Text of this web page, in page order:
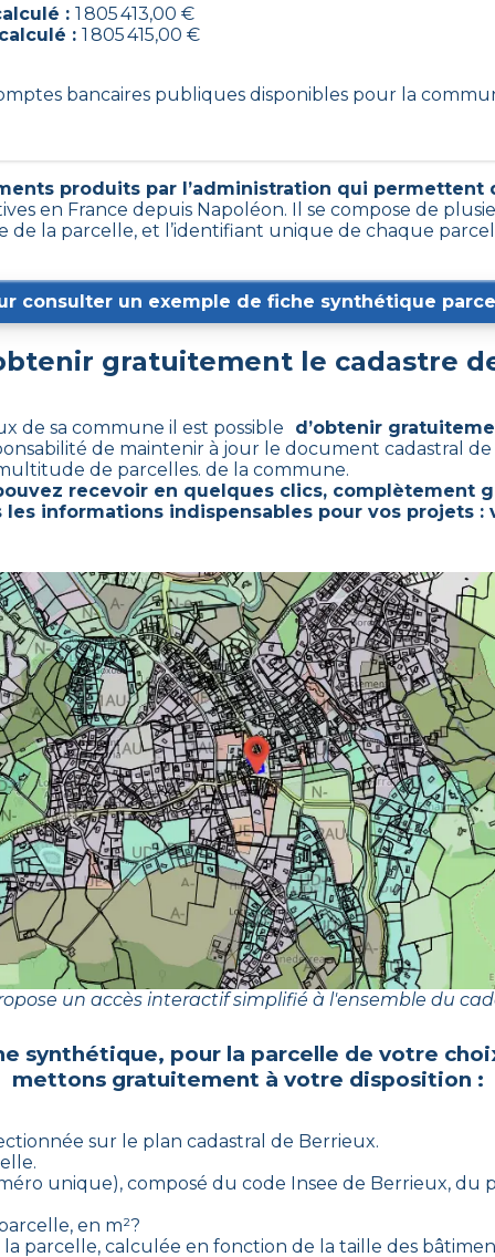
: 1 805 413,00 €
: 1 805 415,00 €
bancaires publiques disponibles pour la
produits par l’administration qui permettent
en France depuis Napoléon. Il se compose de
la parcelle, et l’identifiant unique de chaque
consulter un exemple de fiche synthétique
gratuitement le cadastre
de sa commune il est possible d’obtenir
de maintenir à jour le document cadastral
de parcelles. de la commune.
recevoir en quelques clics, complètement
informations indispensables pour vos projets :
un accès interactif simplifié à l'ensemble du
synthétique, pour la parcelle de votre
mettons gratuitement à votre disposition :
sur le plan cadastral de Berrieux.
unique), composé du code Insee de Berrieux, du
en m²?
parcelle, calculée en fonction de la taille des